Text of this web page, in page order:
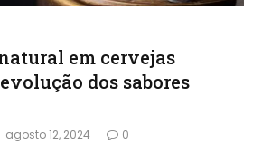
em cervejas
dos sabores
agosto 12, 2024 0